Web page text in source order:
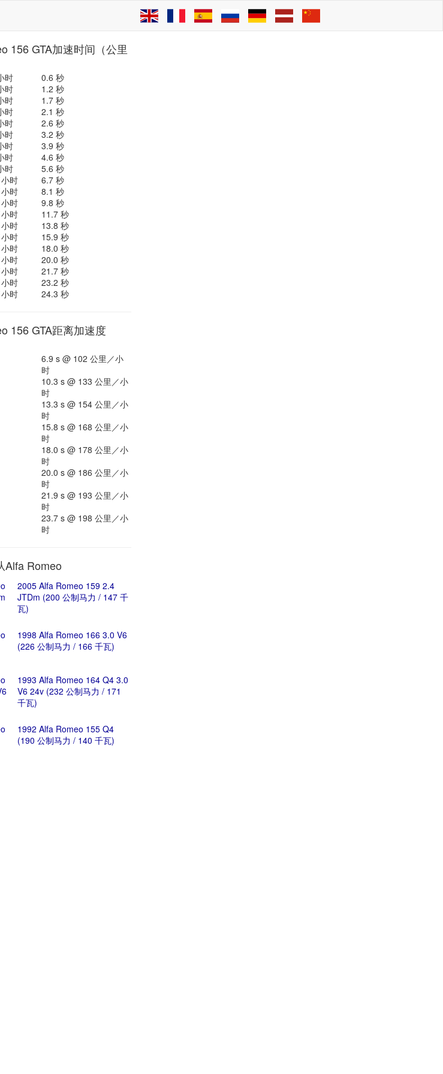
156 GTA加速时间（公里
时
0.6 秒
时
1.2 秒
时
1.7 秒
时
2.1 秒
时
2.6 秒
时
3.2 秒
时
3.9 秒
时
4.6 秒
时
5.6 秒
时
6.7 秒
时
8.1 秒
时
9.8 秒
时
11.7 秒
时
13.8 秒
时
15.9 秒
时
18.0 秒
时
20.0 秒
时
21.7 秒
时
23.2 秒
时
24.3 秒
156 GTA距离加速度
6.9 s @ 102 公里／小
时
10.3 s @ 133 公里／小
时
13.3 s @ 154 公里／小
时
15.8 s @ 168 公里／小
时
18.0 s @ 178 公里／小
时
20.0 s @ 186 公里／小
时
21.9 s @ 193 公里／小
时
23.7 s @ 198 公里／小
时
Alfa Romeo
2005 Alfa Romeo 159 2.4
JTDm (200 公制马力 / 147 千
瓦)
1998 Alfa Romeo 166 3.0 V6
(226 公制马力 / 166 千瓦)
1993 Alfa Romeo 164 Q4 3.0
V6 24v (232 公制马力 / 171
千瓦)
1992 Alfa Romeo 155 Q4
(190 公制马力 / 140 千瓦)